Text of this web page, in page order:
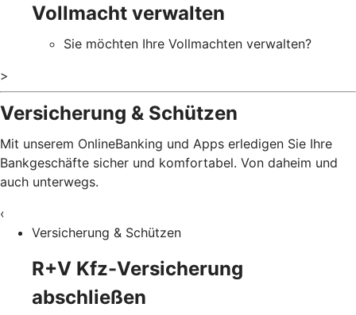
Vollmacht verwalten
Sie möchten Ihre Vollmachten verwalten?
>
Versicherung & Schützen
Mit unserem OnlineBanking und Apps erledigen Sie Ihre
Bankgeschäfte sicher und komfortabel. Von daheim und
auch unterwegs.
‹
Versicherung & Schützen
R+V Kfz-Versicherung
abschließen